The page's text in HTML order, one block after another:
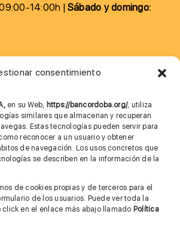
consentimiento
en su Web, https://bancordoba.org/, utiliza
similares que almacenan y recuperan
Estas tecnologías pueden servir para
reconocer a un usuario y obtener
de navegación. Los usos concretos que
se describen en la información de la
de cookies propias y de terceros para el
de los usuarios. Puede ver toda la
en el enlace más abajo llamado Política
14:00h |Sábado y domingo: